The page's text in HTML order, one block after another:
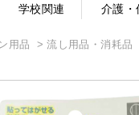
学校関連 介護・
用品 流し用品・消耗品